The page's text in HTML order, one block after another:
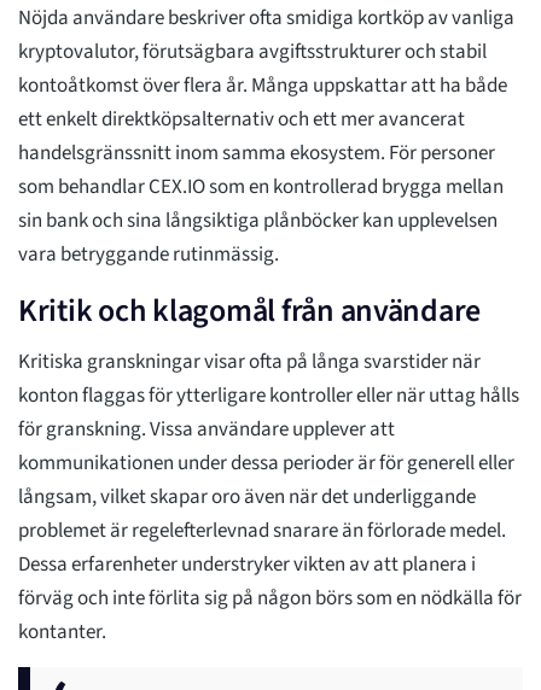
Nöjda användare beskriver ofta smidiga kortköp av vanliga
kryptovalutor, förutsägbara avgiftsstrukturer och stabil
kontoåtkomst över flera år. Många uppskattar att ha både
ett enkelt direktköpsalternativ och ett mer avancerat
handelsgränssnitt inom samma ekosystem. För personer
som behandlar CEX.IO som en kontrollerad brygga mellan
sin bank och sina långsiktiga plånböcker kan upplevelsen
vara betryggande rutinmässig.
Kritik och klagomål från användare
Kritiska granskningar visar ofta på långa svarstider när
konton flaggas för ytterligare kontroller eller när uttag hålls
för granskning. Vissa användare upplever att
kommunikationen under dessa perioder är för generell eller
långsam, vilket skapar oro även när det underliggande
problemet är regelefterlevnad snarare än förlorade medel.
Dessa erfarenheter understryker vikten av att planera i
förväg och inte förlita sig på någon börs som en nödkälla för
kontanter.